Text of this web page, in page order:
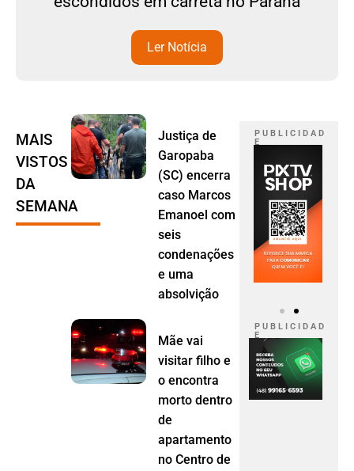
Ler Notícia
MAIS
VISTOS
DA
SEMANA
Justiça de
Garopaba
(SC) encerra
caso Marcos
Emanoel com
seis
condenações
e uma
absolvição
Mãe vai
visitar filho e
o encontra
morto dentro
de
apartamento
no Centro de
P U B L I C I D A D
E
P U B L I C I D A D
E